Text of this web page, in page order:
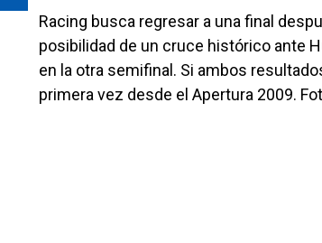
Racing busca regresar a una final
posibilidad de un cruce histórico ante
en la otra semifinal. Si ambos
primera vez desde el Apertura 2009.